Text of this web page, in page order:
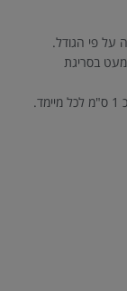
על פי הגודל.
מעט בסריגת